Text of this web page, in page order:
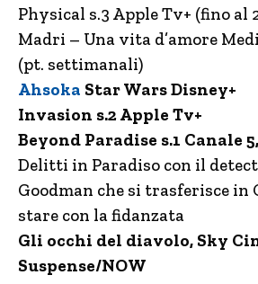
Physical s.3 Apple Tv+ (fino al
Madri – Una vita d’amore
(pt. settimanali)
Ahsoka Star Wars Disney+
Invasion s.2 Apple Tv+
Beyond Paradise s.1 Canale 5,
Delitti in Paradiso con il
Goodman che si trasferisce in
stare con la fidanzata
Gli occhi del diavolo, Sky
Suspense/NOW